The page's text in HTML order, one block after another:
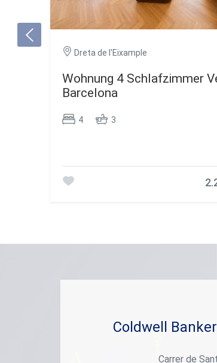
Dreta de l'Eixample
Wohnung 4 Schlafzimmer
Barcelona
4 3
Coldwell
Carrer de